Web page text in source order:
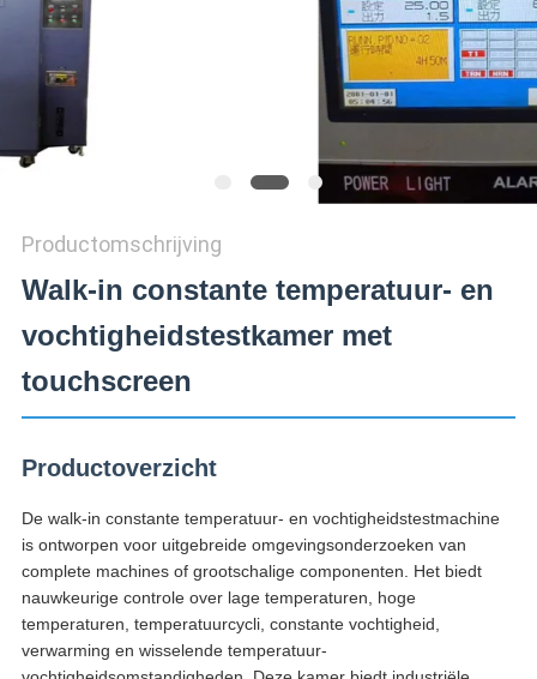
Productomschrijving
Walk-in constante temperatuur- en
vochtigheidstestkamer met
touchscreen
Productoverzicht
De walk-in constante temperatuur- en vochtigheidstestmachine
is ontworpen voor uitgebreide omgevingsonderzoeken van
complete machines of grootschalige componenten. Het biedt
nauwkeurige controle over lage temperaturen, hoge
temperaturen, temperatuurcycli, constante vochtigheid,
verwarming en wisselende temperatuur-